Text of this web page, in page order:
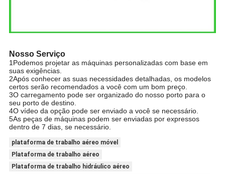
Nosso Serviço
1Podemos projetar as máquinas personalizadas com base em
suas exigências.
2Após conhecer as suas necessidades detalhadas, os modelos
certos serão recomendados a você com um bom preço.
3O carregamento pode ser organizado do nosso porto para o
seu porto de destino.
4O vídeo da opção pode ser enviado a você se necessário.
5As peças de máquinas podem ser enviadas por expressos
dentro de 7 dias, se necessário.
plataforma de trabalho aéreo móvel
Plataforma de trabalho aéreo
Plataforma de trabalho hidráulico aéreo